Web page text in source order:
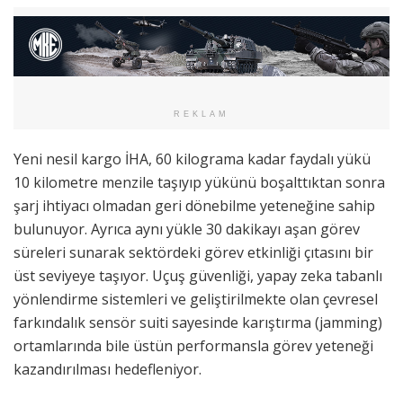
REKLAM
Yeni nesil kargo İHA, 60 kilograma kadar faydalı yükü
10 kilometre menzile taşıyıp yükünü boşalttıktan sonra
şarj ihtiyacı olmadan geri dönebilme yeteneğine sahip
bulunuyor. Ayrıca aynı yükle 30 dakikayı aşan görev
süreleri sunarak sektördeki görev etkinliği çıtasını bir
üst seviyeye taşıyor. Uçuş güvenliği, yapay zeka tabanlı
yönlendirme sistemleri ve geliştirilmekte olan çevresel
farkındalık sensör suiti sayesinde karıştırma (jamming)
ortamlarında bile üstün performansla görev yeteneği
kazandırılması hedefleniyor.